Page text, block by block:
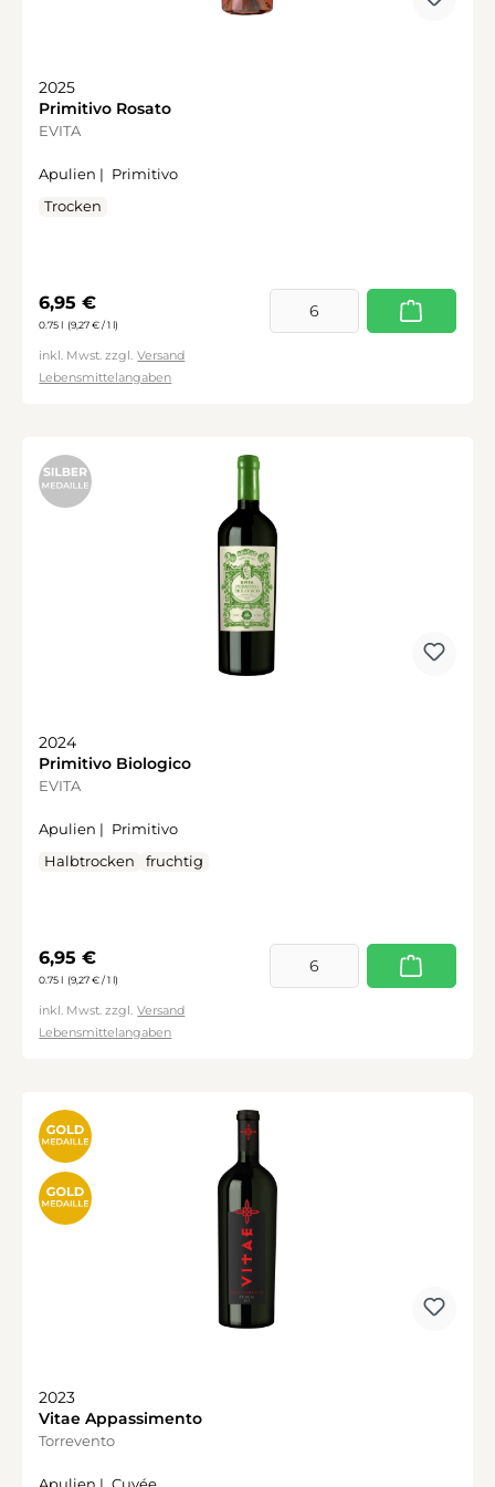
2025
Primitivo Rosato
EVITA
Apulien | Primitivo
Trocken
Regulärer Preis:
6,95 €
0.75 l (9,27 € / 1 l)
inkl. Mwst. zzgl. Versand
Lebensmittelangaben
2024
Primitivo Biologico
EVITA
Apulien | Primitivo
Halbtrocken
fruchtig
Regulärer Preis:
6,95 €
0.75 l (9,27 € / 1 l)
inkl. Mwst. zzgl. Versand
Lebensmittelangaben
2023
Vitae Appassimento
Torrevento